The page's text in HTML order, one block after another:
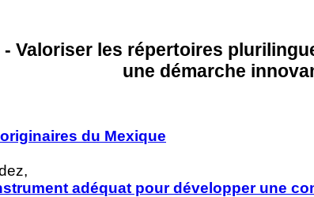
- Valoriser les répertoires
une démarche
du Mexique
adéquat pour développer une